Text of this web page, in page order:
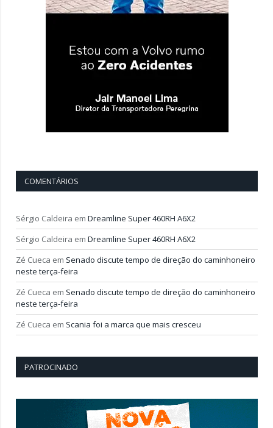
COMENTÁRIOS
Sérgio Caldeira em Dreamline Super 460RH A6X2
Sérgio Caldeira em Dreamline Super 460RH A6X2
Zé Cueca em Senado discute tempo de direção do caminhoneiro
neste terça-feira
Zé Cueca em Senado discute tempo de direção do caminhoneiro
neste terça-feira
Zé Cueca em Scania foi a marca que mais cresceu
PATROCINADO